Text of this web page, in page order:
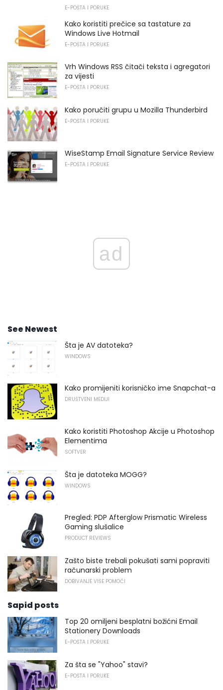
E-POŠTA I PORUKE
Kako koristiti prečice sa tastature za
Windows Live Hotmail
E-POŠTA I PORUKE
Vrh Windows RSS čitači teksta i agregatori
za vijesti
E-POŠTA I PORUKE
Kako poručiti grupu u Mozilla Thunderbird
E-POŠTA I PORUKE
WiseStamp Email Signature Service Review
E-POŠTA I PORUKE
ad
See Newest
Šta je AV datoteka?
WINDOWS
Kako promijeniti korisničko ime Snapchat-a
DRUŠTVENI MEDIJI
Kako koristiti Photoshop Akcije u Photoshop
Elementima
SOFTVER
Šta je datoteka MOGG?
WINDOWS
Pregled: PDP Afterglow Prismatic Wireless
Gaming slušalice
PRODUCT REVIEWS
Zašto biste trebali pokušati sami popraviti
računarski problem
DOBIVANJE VIŠE POMOĆI
Sapid posts
Top 20 omiljeni besplatni božićni Email
Stationery Downloads
E-POŠTA I PORUKE
Za šta se "Yahoo" stavi?
E-POŠTA I PORUKE